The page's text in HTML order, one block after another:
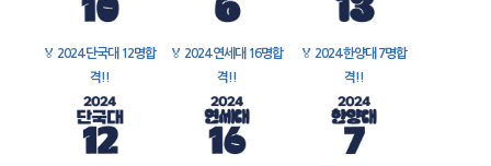
🏅 2024 단국대 12명합
격!!
🏅 2024 연세대 16명합
격!!
🏅 2024 한양대 7명합
격!!